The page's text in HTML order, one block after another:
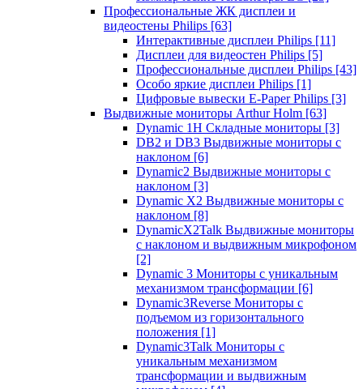
Профессиональные ЖК дисплеи и
видеостены Philips [63]
Интерактивные дисплеи Philips [11]
Дисплеи для видеостен Philips [5]
Профессиональные дисплеи Philips [43]
Особо яркие дисплеи Philips [1]
Цифровые вывески E-Paper Philips [3]
Выдвижные мониторы Arthur Holm [63]
Dynamic 1Н Складные мониторы [3]
DB2 и DB3 Выдвижные мониторы с
наклоном [6]
Dynamic2 Выдвижные мониторы с
наклоном [3]
Dynamic X2 Выдвижные мониторы с
наклоном [8]
DynamicX2Talk Выдвижные мониторы
с наклоном и выдвижным микрофоном
[2]
Dynamic 3 Мониторы с уникальным
механизмом трансформации [6]
Dynamic3Reverse Мониторы с
подъемом из горизонтального
положения [1]
Dynamic3Talk Мониторы с
уникальным механизмом
трансформации и выдвижным